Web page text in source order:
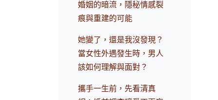
婚姻的暗流，隱秘情感裂
痕與重建的可能
她變了，還是我沒發現？
當女性外遇發生時，男人
該如何理解與面對？
攜手一生前，先看清真